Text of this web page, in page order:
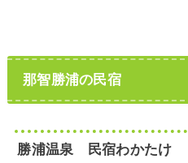
那智勝浦の民宿
勝浦温泉 民宿わかたけ